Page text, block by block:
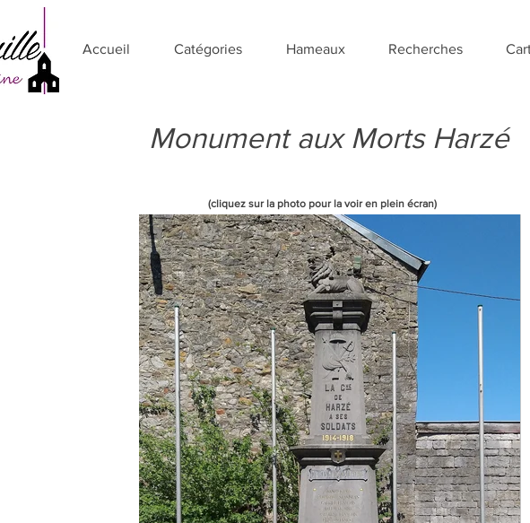
Accueil Catégories Hameaux Recherches
Monument aux Morts Harzé
(cliquez sur la photo pour la voir en plein écran)